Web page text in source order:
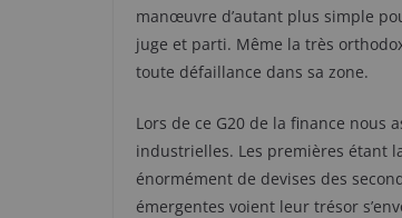
manœuvre d’autant plus simple
juge et parti. Même la très
toute défaillance dans sa zone.
Lors de ce G20 de la finance nous
industrielles. Les premières étant
énormément de devises des
émergentes voient leur trésor